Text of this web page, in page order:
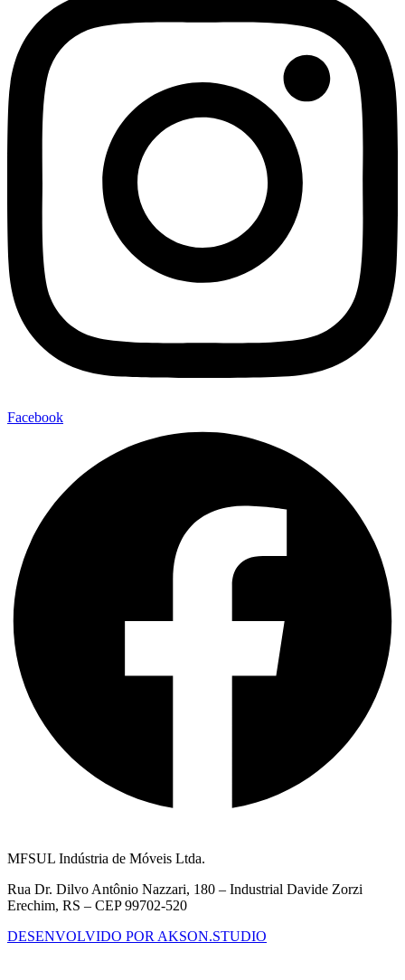
Facebook
MFSUL Indústria de Móveis Ltda.
Rua Dr. Dilvo Antônio Nazzari, 180 – Industrial Davide Zorzi
Erechim, RS – CEP 99702-520
DESENVOLVIDO POR AKSON.STUDIO